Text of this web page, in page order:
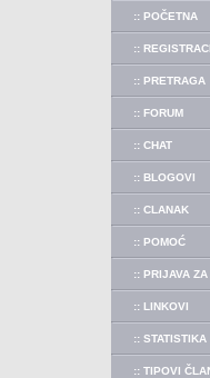
:: POČETNA
::
:: PRETRAGA
:: FORUM
:: CHAT
:: BLOGOVI
:: CLANAK
:: POMOĆ
:: PRIJAVA
:: LINKOVI
:: STATISTIKA
:: TIPOVI